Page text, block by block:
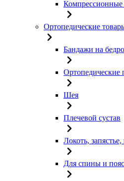
Компрессионные
Ортопедические
Бандажи на бедро
Ортопедические
Шея
Плечевой сустав
Локоть, запястье,
Для спины и